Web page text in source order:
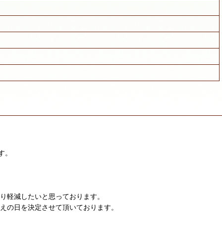
減したいと思っております。
日を決定させて頂いております。